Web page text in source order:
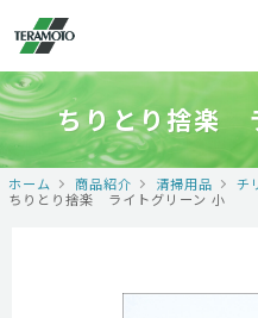
ちりとり捨楽
ホーム 商品紹介 清掃用品
チ
ちりとり捨楽 ライトグリーン 小